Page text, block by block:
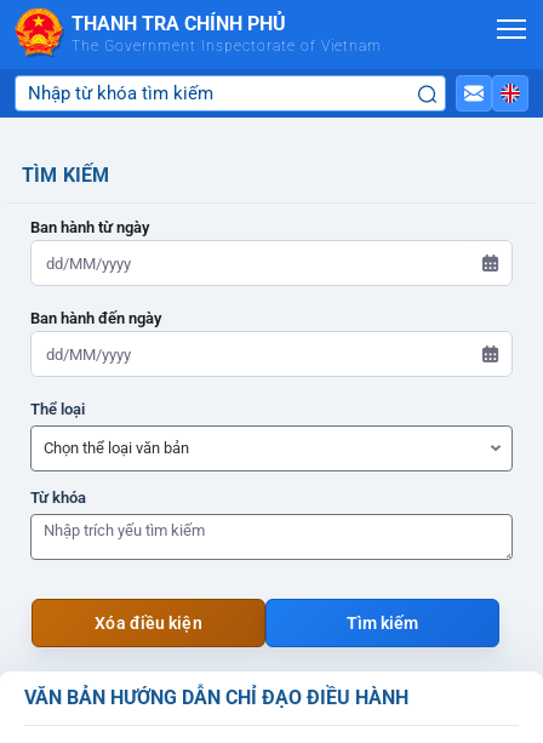
Skip to Main Content
THANH TRA CHÍNH PHỦ
The Government Inspectorate of Vietnam
VĂN BẢN HƯỚNG DẪN CHỈ ĐẠO ĐIỀU HÀNH
TÌM KIẾM
Ban hành từ ngày
Ban hành đến ngày
ADMIN-HOME
Thể loại
ADMIN-HOME
Từ khóa
Xóa điều kiện Tìm kiếm